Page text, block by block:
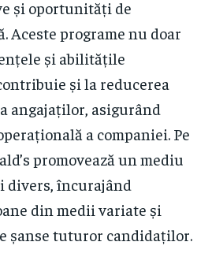
și oportunități de
Aceste programe nu doar
și abilitățile
și la reducerea
angajaților, asigurând
a companiei. Pe
promovează un mediu
divers, încurajând
din medii variate și
șanse tuturor candidaților.